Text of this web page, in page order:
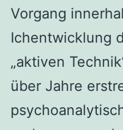
Vorgang
Ichentwicklung
„aktiven
über Jahre